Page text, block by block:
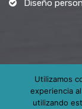
Diseño
Todos los
Utilizamos
experiencia
utilizando